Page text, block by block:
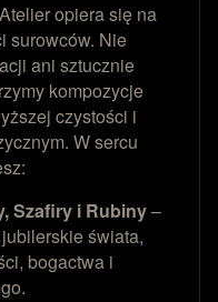
opiera się na
surowców. Nie
ani sztucznie
kompozycje
czystości i
W sercu
Szafiry i Rubiny–
świata,
bogactwa i